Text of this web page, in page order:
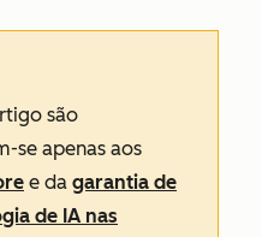
são
se apenas aos
e da garantia de
de IA nas